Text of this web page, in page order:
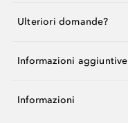
Ulteriori domande?
Informazioni aggiuntive
Informazioni